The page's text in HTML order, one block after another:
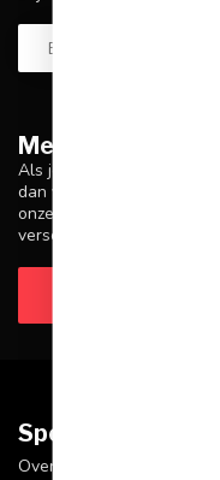
Meer informatie
Als je vragen hebt over
dan voor dat je onze
onze bedrijfsgegevens,
verschillende manieren
Sportskoen.nl
Over Sportskoen